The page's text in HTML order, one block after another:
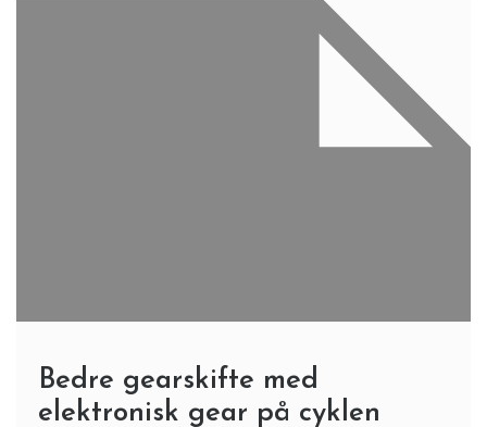
Bedre gearskifte med
elektronisk gear på cyklen